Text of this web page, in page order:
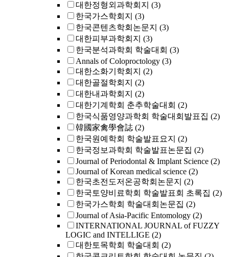
대한정형외과학회지 (3)
한국가스학회지 (3)
한국콘텐츠학회논문지 (3)
대한피부과학회지 (3)
한국분석과학회 학술대회 (3)
Annals of Coloproctology (3)
대한소화기학회지 (2)
대한골절학회지 (2)
대한내과학회지 (2)
대한기계학회 춘추학술대회 (2)
한국식품영양과학회 학술대회발표집 (2)
韓國家禽學會誌 (2)
한국원예학회 학술발표요지 (2)
한국정보과학회 학술발표논문집 (2)
Journal of Periodontal & Implant Science (2)
Journal of Korean medical science (2)
한국초전도저온공학회논문지 (2)
한국토양비료학회 학술발표회 초록집 (2)
한국가스학회 학술대회논문집 (2)
Journal of Asia-Pacific Entomology (2)
INTERNATIONAL JOURNAL of FUZZY
LOGIC and INTELLIGE (2)
대한토목학회 학술대회 (2)